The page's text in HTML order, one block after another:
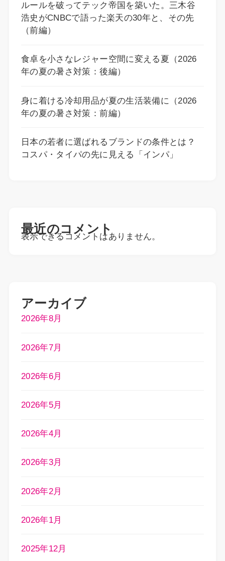
ルールを破ってテック帝国を築いた。三木谷
浩史がCNBCで語った楽天の30年と、その先
（前編）
食卓を小さなレジャー空間に変える夏（2026
年の夏の暑さ対策：後編）
身に着ける冷却用品が夏の生活装備に（2026
年の夏の暑さ対策：前編）
日本の若者に選ばれるブランドの条件とは？
コスパ・タイパの先に見える「インパ」
最近のコメント
表示できるコメントはありません。
アーカイブ
2026年8月
2026年7月
2026年6月
2026年5月
2026年4月
2026年3月
2026年2月
2026年1月
2025年12月